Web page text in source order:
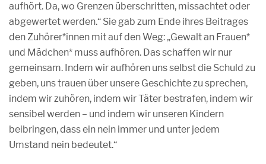
aufhört. Da, wo Grenzen überschritten, missachtet oder
abgewertet werden.“ Sie gab zum Ende ihres Beitrages
den Zuhörer*innen mit auf den Weg: „Gewalt an Frauen*
und Mädchen* muss aufhören. Das schaffen wir nur
gemeinsam. Indem wir aufhören uns selbst die Schuld zu
geben, uns trauen über unsere Geschichte zu sprechen,
indem wir zuhören, indem wir Täter bestrafen, indem wir
sensibel werden – und indem wir unseren Kindern
beibringen, dass ein nein immer und unter jedem
Umstand nein bedeutet.“